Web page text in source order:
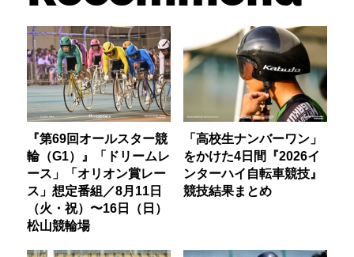
『第69回オールスター競
輪（G1）』「ドリームレ
ース」「オリオン賞レー
ス」想定番組／8月11日
（火・祝）〜16日（日）
松山競輪場
「高校生ナンバーワン」
をかけた4日間『2026イ
ンターハイ自転車競技』
競技結果まとめ